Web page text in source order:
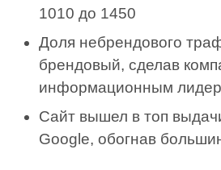
1010 до 1450
Доля небрендового
брендовый, сделав
информационным
Сайт вышел в топ
Google, обогнав